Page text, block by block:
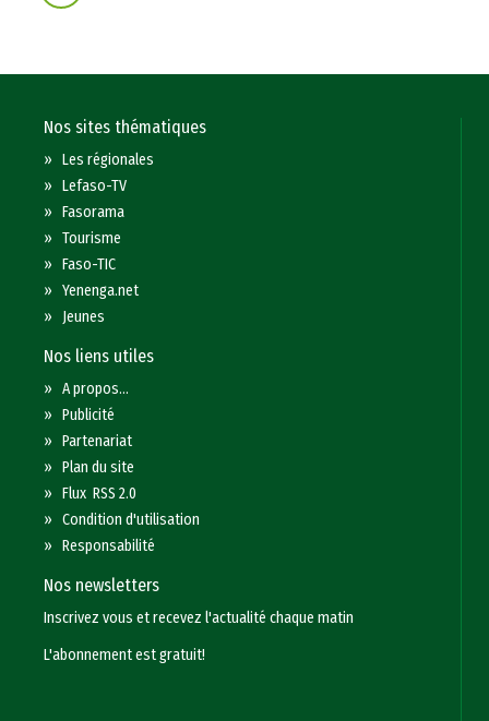
Nos sites thématiques
»Les régionales
»Lefaso-TV
»Fasorama
»Tourisme
»Faso-TIC
»Yenenga.net
» Jeunes
Nos liens utiles
»A propos...
»Publicité
»Partenariat
»Plan du site
»Flux RSS 2.0
»Condition d'utilisation
»Responsabilité
Nos newsletters
Inscrivez vous et recevez l'actualité chaque matin
L'abonnement est gratuit!